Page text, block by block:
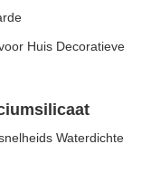
Huis Decoratieve
Waterdichte